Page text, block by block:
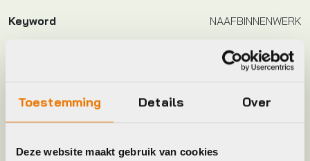
Toestemming Details Over
Deze website maakt gebruik van cookies
Keyword NAAFBINNENWERK
Op voorraad bij leverancier
Model Nexus / SG-8R31
Plaatsbepaling